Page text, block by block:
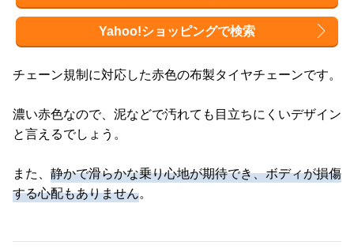
Yahoo!ショッピングで検索
チェーン規制に対応した赤色の布製タイヤチェーンです。
濃い赤色なので、泥などで汚れても目立ちにくいデザイン
と言えるでしょう。
また、 静かで滑らかな乗り心地が期待でき、ボディが損傷
する心配もありません。